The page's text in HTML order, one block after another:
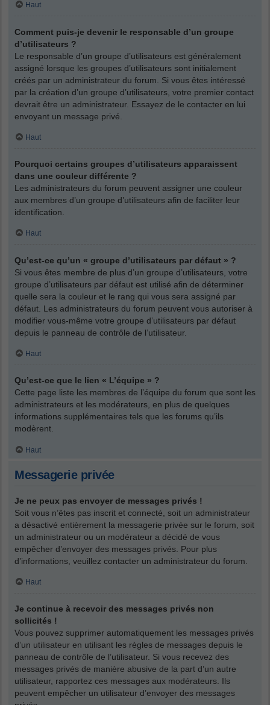
Haut
Comment puis-je devenir le responsable d’un groupe
d’utilisateurs ?
Le responsable d’un groupe d’utilisateurs est généralement
assigné lorsque les groupes d’utilisateurs sont initialement
créés par un administrateur du forum. Si vous êtes intéressé
par la création d’un groupe d’utilisateurs, votre premier contact
devrait être un administrateur. Essayez de le contacter en lui
envoyant un message privé.
Haut
Pourquoi certains groupes d’utilisateurs apparaissent
dans une couleur différente ?
Les administrateurs du forum peuvent assigner une couleur
aux membres d’un groupe d’utilisateurs afin de faciliter leur
identification.
Haut
Qu’est-ce qu’un « groupe d’utilisateurs par défaut » ?
Si vous êtes membre de plus d’un groupe d’utilisateurs, votre
groupe d’utilisateurs par défaut est utilisé afin de déterminer
quelle sera la couleur et le rang qui vous sera assigné par
défaut. Les administrateurs du forum peuvent vous autoriser à
modifier vous-même votre groupe d’utilisateurs par défaut
depuis le panneau de contrôle de l’utilisateur.
Haut
Qu’est-ce que le lien « L’équipe » ?
Cette page liste les membres de l’équipe du forum que sont les
administrateurs et les modérateurs, en plus de quelques
informations supplémentaires tels que les forums qu’ils
modèrent.
Haut
Messagerie privée
Je ne peux pas envoyer de messages privés !
Soit vous n’êtes pas inscrit et connecté, soit un administrateur
a désactivé entièrement la messagerie privée sur le forum, soit
un administrateur ou un modérateur a décidé de vous
empêcher d’envoyer des messages privés. Pour plus
d’informations, veuillez contacter un administrateur du forum.
Haut
Je continue à recevoir des messages privés non
sollicités !
Vous pouvez supprimer automatiquement les messages privés
d’un utilisateur en utilisant les règles de messages depuis le
panneau de contrôle de l’utilisateur. Si vous recevez des
messages privés de manière abusive de la part d’un autre
utilisateur, rapportez ces messages aux modérateurs. Ils
peuvent empêcher un utilisateur d’envoyer des messages